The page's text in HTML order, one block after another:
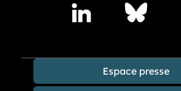
Lindedin
Espace presse